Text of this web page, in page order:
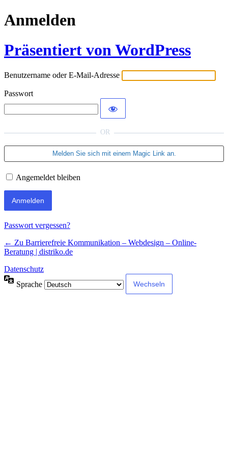
Anmelden
Präsentiert von WordPress
Benutzername oder E-Mail-Adresse
Passwort
OR
Angemeldet bleiben
Passwort vergessen?
← Zu Barrierefreie Kommunikation – Webdesign – Online-
Beratung | distriko.de
Datenschutz
Sprache